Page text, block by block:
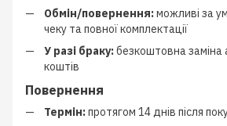
Обмін/повернення:можливі за
чеку та повної комплектації
У разі браку:безкоштовна заміна
коштів
Повернення
Термін:протягом 14 днів після